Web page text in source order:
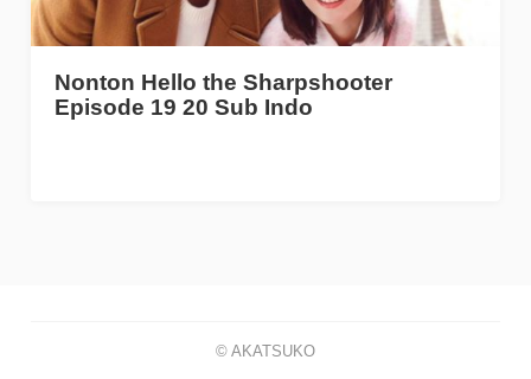
Nonton Hello the Sharpshooter
Episode 19 20 Sub Indo
© AKATSUKO